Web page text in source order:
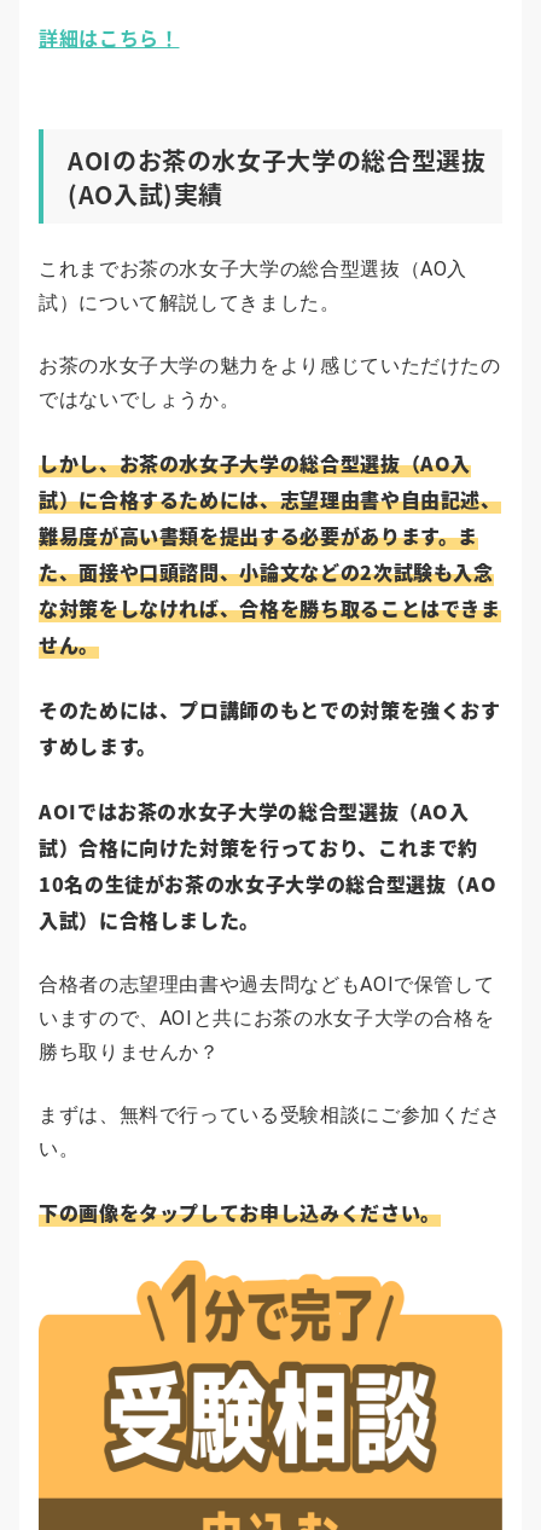
詳細はこちら！
AOIのお茶の水女子大学の総合型選抜
(AO入試)実績
これまでお茶の水女子大学の総合型選抜（AO入
試）について解説してきました。
お茶の水女子大学の魅力をより感じていただけたの
ではないでしょうか。
しかし、お茶の水女子大学の総合型選抜（AO入
試）に合格するためには、志望理由書や自由記述、
難易度が高い書類を提出する必要があります。ま
た、面接や口頭諮問、小論文などの2次試験も入念
な対策をしなければ、合格を勝ち取ることはできま
せん。
そのためには、プロ講師のもとでの対策を強くおす
すめします。
AOIではお茶の水女子大学の総合型選抜（AO入
試）合格に向けた対策を行っており、これまで約
10名の生徒がお茶の水女子大学の総合型選抜（AO
入試）に合格しました。
合格者の志望理由書や過去問などもAOIで保管して
いますので、AOIと共にお茶の水女子大学の合格を
勝ち取りませんか？
まずは、無料で行っている受験相談にご参加くださ
い。
下の画像をタップしてお申し込みください。